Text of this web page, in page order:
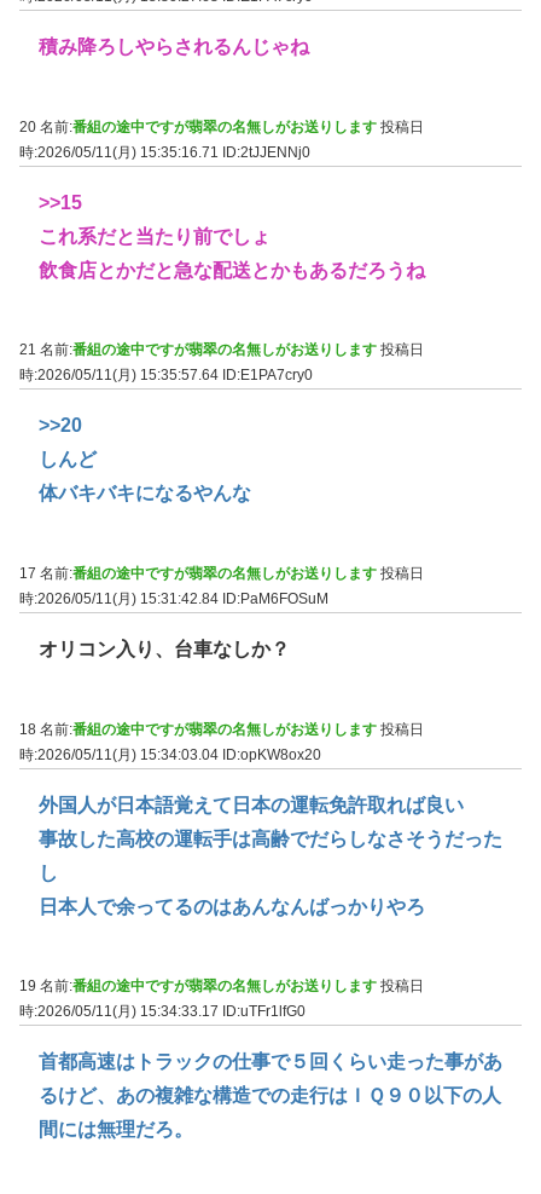
積み降ろしやらされるんじゃね
20 名前:番組の途中ですが翡翠の名無しがお送りします 投稿日
時:2026/05/11(月) 15:35:16.71 ID:2tJJENNj0
>>15
これ系だと当たり前でしょ
飲食店とかだと急な配送とかもあるだろうね
21 名前:番組の途中ですが翡翠の名無しがお送りします 投稿日
時:2026/05/11(月) 15:35:57.64 ID:E1PA7cry0
>>20
しんど
体バキバキになるやんな
17 名前:番組の途中ですが翡翠の名無しがお送りします 投稿日
時:2026/05/11(月) 15:31:42.84 ID:PaM6FOSuM
オリコン入り、台車なしか？
18 名前:番組の途中ですが翡翠の名無しがお送りします 投稿日
時:2026/05/11(月) 15:34:03.04 ID:opKW8ox20
外国人が日本語覚えて日本の運転免許取れば良い
事故した高校の運転手は高齢でだらしなさそうだった
し
日本人で余ってるのはあんなんばっかりやろ
19 名前:番組の途中ですが翡翠の名無しがお送りします 投稿日
時:2026/05/11(月) 15:34:33.17
ID:uTFr1lfG0
首都高速はトラックの仕事で５回くらい走った事があ
るけど、あの複雑な構造での走行はＩＱ９０以下の人
間には無理だろ。